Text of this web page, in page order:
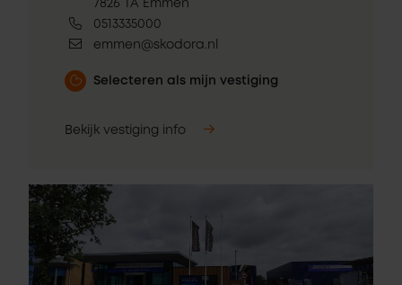
7826 TA Emmen
0513335000
emmen@skodora.nl
Selecteren als mijn vestiging
Bekijk vestiging info